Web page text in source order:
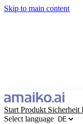
Skip to main content
Start Produkt Sicherheit
Select language